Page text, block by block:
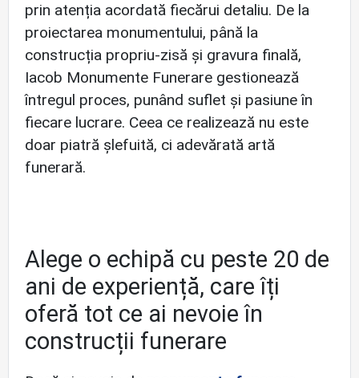
prin atenția acordată fiecărui detaliu. De la
proiectarea monumentului, până la
construcția propriu-zisă și gravura finală,
Iacob Monumente Funerare gestionează
întregul proces, punând suflet și pasiune în
fiecare lucrare. Ceea ce realizează nu este
doar piatră șlefuită, ci adevărată artă
funerară.
Alege o echipă cu peste 20 de
ani de experiență, care îți
oferă tot ce ai nevoie în
construcții funerare